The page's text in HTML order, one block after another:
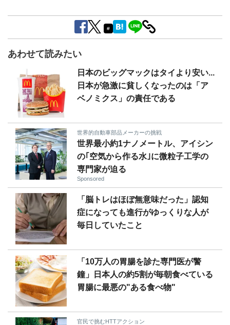
#
あわせて読みたい
日本のビッグマックはタイより安い...
日本が急激に貧しくなったのは「ア
ベノミクス」の責任である
世界的自動車部品メーカーの挑戦
世界最小約1ナノメートル、アイシン
の｢空気から作る水｣に微粒子工学の
専門家が迫る
Sponsored
「脳トレはほぼ無意味だった」認知
症になっても進行がゆっくりな人が
毎日していたこと
「10万人の胃腸を診た専門医が警
鐘」日本人の約5割が毎朝食べている
胃腸に最悪の"ある食べ物"
官民で挑むHTTアクション